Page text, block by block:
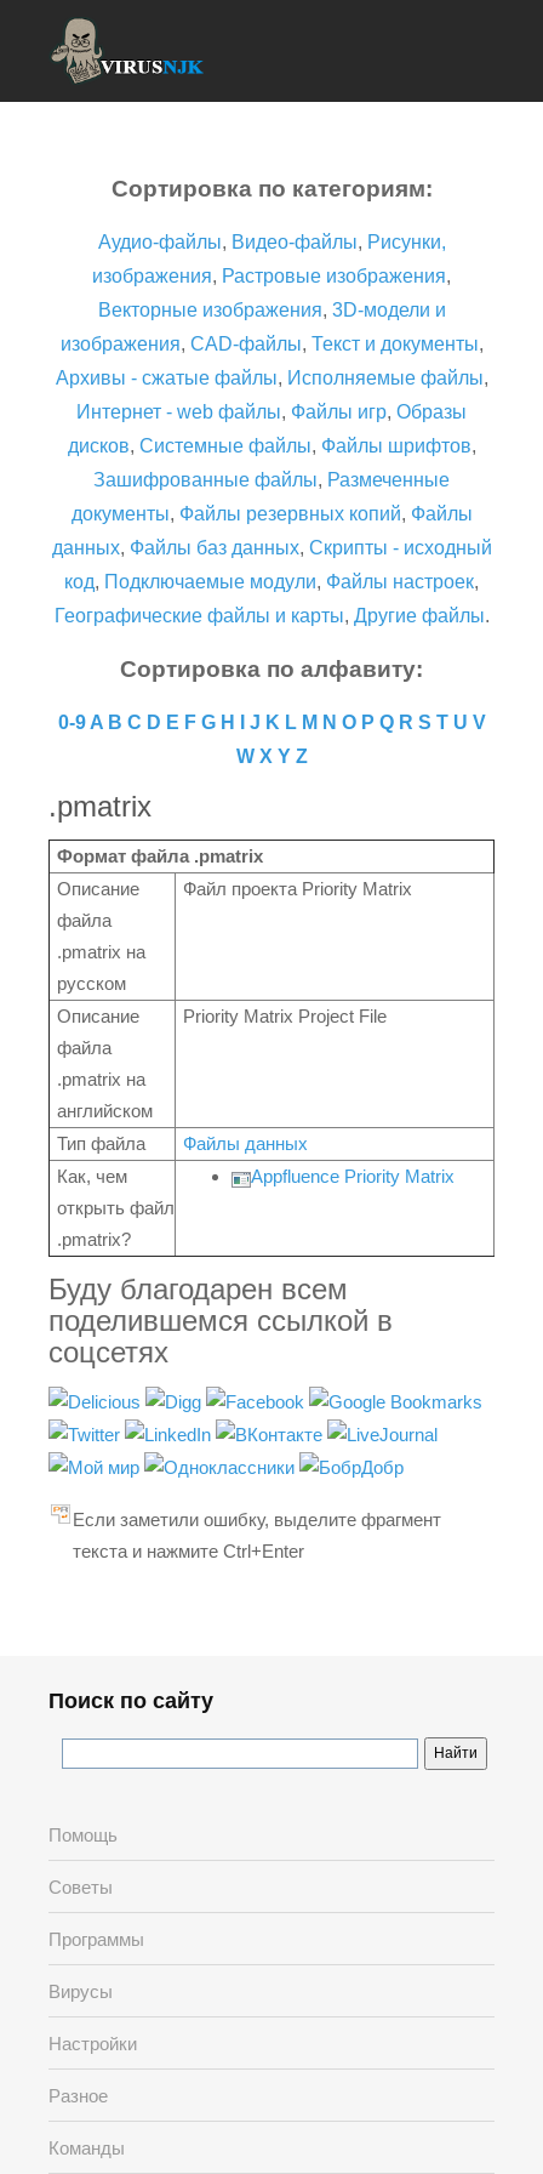
Сортировка по категориям:
Аудио-файлы, Видео-файлы, Рисунки,
изображения, Растровые изображения,
Векторные изображения, 3D-модели и
изображения, CAD-файлы, Текст и документы,
Архивы - сжатые файлы, Исполняемые файлы,
Интернет - web файлы, Файлы игр, Образы
дисков, Системные файлы, Файлы шрифтов,
Зашифрованные файлы, Размеченные
документы, Файлы резервных копий, Файлы
данных, Файлы баз данных, Скрипты - исходный
код, Подключаемые модули, Файлы настроек,
Географические файлы и карты, Другие файлы.
Сортировка по алфавиту:
0-9 A B C D E F G H J K L M N O P Q R S T U V
W X Y Z
.pmatrix
Формат файла .pmatrix
Описание
файла
.pmatrix на
русском
Файл проекта Priority Matrix
Описание
файла
.pmatrix на
английском
Priority Matrix Project File
Тип файла
Файлы данных
Как, чем
открыть файл
.pmatrix?
Appfluence Priority Matrix
Буду благодарен всем
поделившемся ссылкой в
соцсетях
Если заметили ошибку, выделите фрагмент
текста и нажмите Ctrl+Enter
Поиск по сайту
Помощь
Советы
Программы
Вирусы
Настройки
Разное
Команды